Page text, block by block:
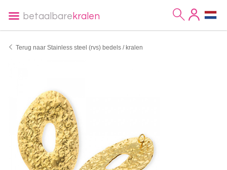
betaalbare kralen
Terug naar Stainless steel (rvs) bedels / kralen